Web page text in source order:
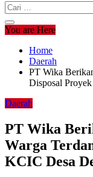
Cari
untuk:
You are Here
Home
Daerah
PT Wika
Disposal
Daerah
PT Wika
Warga
KCIC Desa